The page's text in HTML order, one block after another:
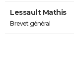
Lessault Mathis
Brevet général